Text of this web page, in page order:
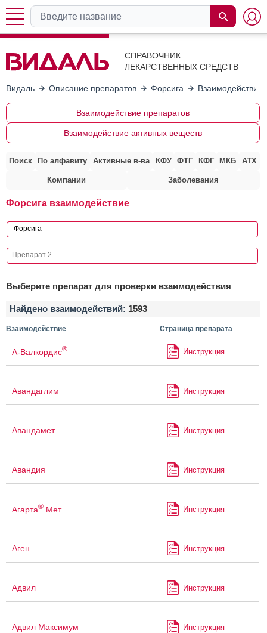
СПРАВОЧНИК
ЛЕКАРСТВЕННЫХ СРЕДСТВ
Видаль Описание препаратов Форсига Взаимодействие
Взаимодействие препаратов
Взаимодействие активных веществ
Поиск По алфавиту Активные в-ва КФУ ФТГ КФГ МКБ АТХ
Компании Заболевания
Форсига взаимодействие
Выберите препарат для проверки взаимодействия
Найдено взаимодействий: 1593
Взаимодействие Страница препарата
А-Валкордис® Инструкция
Авандаглим Инструкция
Авандамет Инструкция
Авандия Инструкция
Агарта® Мет Инструкция
Аген Инструкция
Адвил Инструкция
Адвил Максимум Инструкция